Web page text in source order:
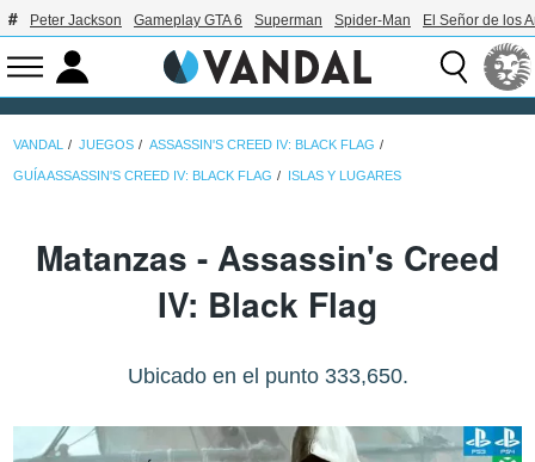
Peter Jackson Gameplay GTA 6 Superman Spider-Man El Señor de los
VANDAL JUEGOS ASSASSIN'S CREED IV: BLACK FLAG
GUÍA ASSASSIN'S CREED IV: BLACK FLAG ISLAS Y LUGARES
Matanzas - Assassin's Creed
IV: Black Flag
Ubicado en el punto 333,650.